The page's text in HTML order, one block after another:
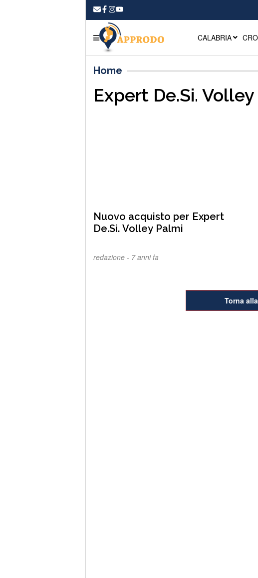
CALABRIA
Home
Expert De.Si.
Nuovo acquisto per Expert
De.Si. Volley Palmi
redazione - 7 anni fa
Torna